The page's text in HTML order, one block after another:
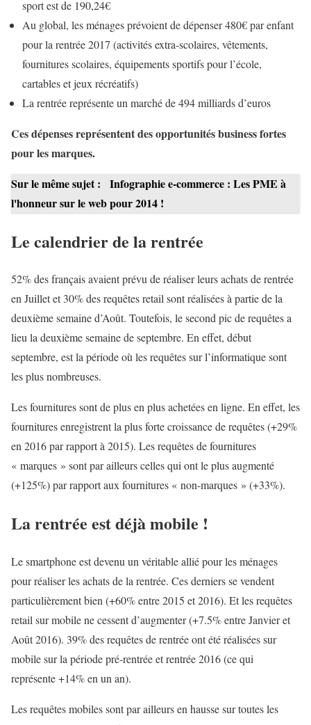
sport est de 190,24€
Au global, les ménages prévoient de dépenser 480€ par enfant
pour la rentrée 2017 (activités extra-scolaires, vêtements,
fournitures scolaires, équipements sportifs pour l’école,
cartables et jeux récréatifs)
La rentrée représente un marché de 494 milliards d’euros
Ces dépenses représentent des opportunités business fortes
pour les marques.
Sur le même sujet :
Infographie e-commerce : Les PME à
l'honneur sur le web pour 2014 !
Le calendrier de la rentrée
52% des français avaient prévu de réaliser leurs achats de rentrée
en Juillet et 30% des requêtes retail sont réalisées à partie de la
deuxième semaine d’Août. Toutefois, le second pic de requêtes a
lieu la deuxième semaine de septembre. En effet, début
septembre, est la période où les requêtes sur l’informatique sont
les plus nombreuses.
Les fournitures sont de plus en plus achetées en ligne. En effet, les
fournitures enregistrent la plus forte croissance de requêtes (+29%
en 2016 par rapport à 2015). Les requêtes de fournitures
« marques » sont par ailleurs celles qui ont le plus augmenté
(+125%) par rapport aux fournitures « non-marques » (+33%).
La rentrée est déjà mobile !
Le smartphone est devenu un véritable allié pour les ménages
pour réaliser les achats de la rentrée. Ces derniers se vendent
particulièrement bien (+60% entre 2015 et 2016). Et les requêtes
retail sur mobile ne cessent d’augmenter (+7.5% entre Janvier et
Août 2016). 39% des requêtes de rentrée ont été réalisées sur
mobile sur la période pré-rentrée et rentrée 2016 (ce qui
représente +14% en un an).
Les requêtes mobiles sont par ailleurs en hausse sur toutes les